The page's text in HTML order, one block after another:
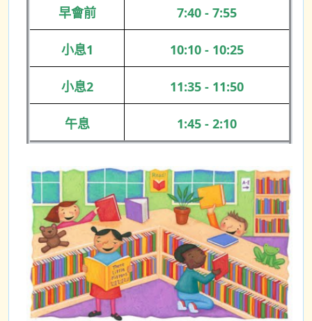
早會前 7:40 - 7:55
小息1 10:10 - 10:25
小息2 11:35 - 11:50
午息 1:45 - 2:10